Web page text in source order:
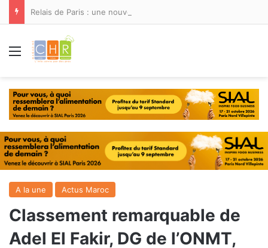
Menu
A la une Actus Maroc
Classement remarquable de
Adel El Fakir, DG de l’ONMT,